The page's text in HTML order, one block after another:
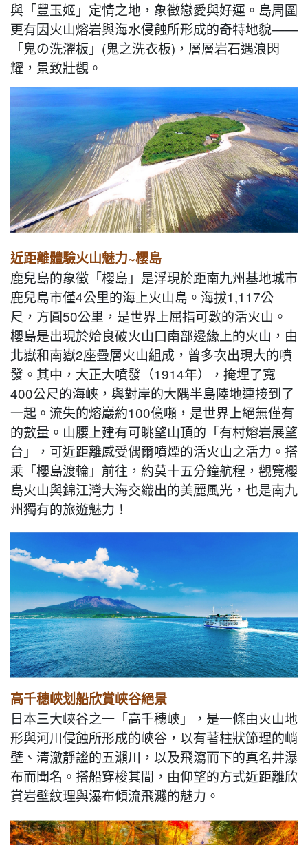
與「豐玉姬」定情之地，象徵戀愛與好運。島周圍
更有因火山熔岩與海水侵蝕所形成的奇特地貌——
「鬼の洗濯板」(鬼之洗衣板)，層層岩石遇浪閃
耀，景致壯觀。
近距離體驗火山魅力~櫻島
鹿兒島的象徵「櫻島」是浮現於距南九州基地城市
鹿兒島市僅4公里的海上火山島。海拔1,117公
尺，方圓50公里，是世界上屈指可數的活火山。
櫻島是出現於姶良破火山口南部邊緣上的火山，由
北嶽和南嶽2座疊層火山組成，曾多次出現大的噴
發。其中，大正大噴發（1914年），掩埋了寬
400公尺的海峽，與對岸的大隅半島陸地連接到了
一起。流失的熔巖約100億噸，是世界上絕無僅有
的數量。山腰上建有可眺望山頂的「有村熔岩展望
台」，可近距離感受偶爾噴煙的活火山之活力。搭
乘「櫻島渡輪」前往，約莫十五分鐘航程，觀覽櫻
島火山與錦江灣大海交織出的美麗風光，也是南九
州獨有的旅遊魅力！
高千穗峽划船欣賞峽谷絕景
日本三大峽谷之一「高千穗峽」，是一條由火山地
形與河川侵蝕所形成的峽谷，以有著柱狀節理的峭
壁、清澈靜謐的五瀨川，以及飛瀉而下的真名井瀑
布而聞名。搭船穿梭其間，由仰望的方式近距離欣
賞岩壁紋理與瀑布傾流飛濺的魅力。